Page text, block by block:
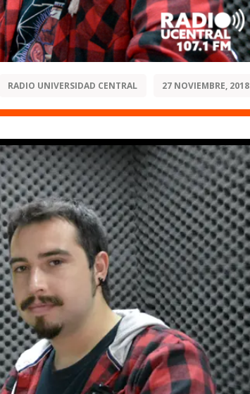
RADIO UNIVERSIDAD CENTRAL 27 NOVIEMBRE, 2018